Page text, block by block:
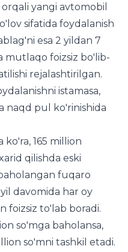
yangi avtomobil
sifatida foydalanish
esa 2 yildan 7
mutlaqo foizsiz bo'lib-
rejalashtirilgan.
istamasa,
naqd pul ko'rinishida
165 million
qilishda eski
fuqaro
davomida har oy
foizsiz to'lab boradi.
so'mga baholansa,
so'mni tashkil etadi.